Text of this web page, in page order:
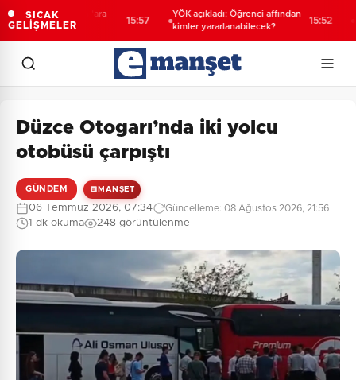
SICAK
GELİŞMELER
'ara
15:57
YÖK açıkladı: Öğrenci affından
kimler yararlanabilecek?
15:52
Düzce Otogarı’nda iki yolcu
otobüsü çarpıştı
GÜNDEM MANŞET
06 Temmuz 2026, 07:34 Güncelleme: 08 Ağustos 2026, 21:56
1 dk okuma 248 görüntülenme